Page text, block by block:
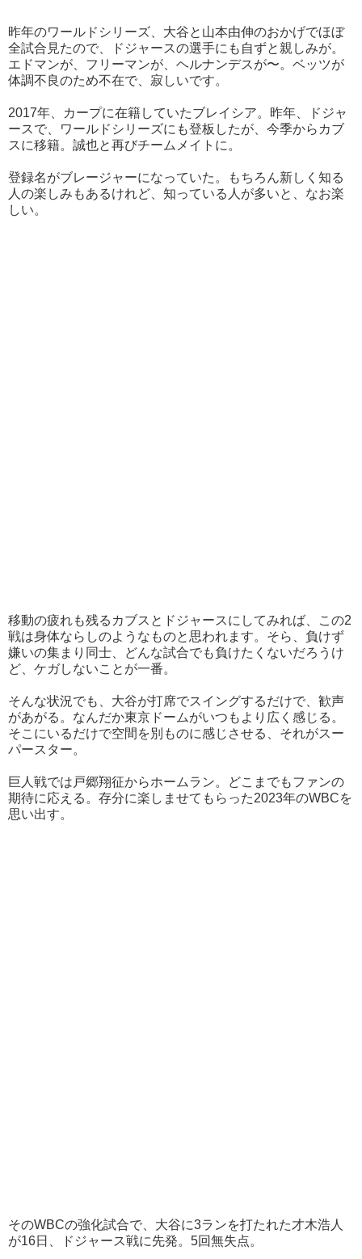
昨年のワールドシリーズ、大谷と山本由伸のおかげでほぼ
全試合見たので、ドジャースの選手にも自ずと親しみが。
エドマンが、フリーマンが、ヘルナンデスが〜。ベッツが
体調不良のため不在で、寂しいです。
2017年、カープに在籍していたブレイシア。昨年、ドジャ
ースで、ワールドシリーズにも登板したが、今季からカブ
スに移籍。誠也と再びチームメイトに。
登録名がブレージャーになっていた。もちろん新しく知る
人の楽しみもあるけれど、知っている人が多いと、なお楽
しい。
移動の疲れも残るカブスとドジャースにしてみれば、この2
戦は身体ならしのようなものと思われます。そら、負けず
嫌いの集まり同士、どんな試合でも負けたくないだろうけ
ど、ケガしないことが一番。
そんな状況でも、大谷が打席でスイングするだけで、歓声
があがる。なんだか東京ドームがいつもより広く感じる。
そこにいるだけで空間を別ものに感じさせる、それがスー
パースター。
巨人戦では戸郷翔征からホームラン。どこまでもファンの
期待に応える。存分に楽しませてもらった2023年のWBCを
思い出す。
そのWBCの強化試合で、大谷に3ランを打たれた才木浩人
が16日、ドジャース戦に先発。5回無失点。